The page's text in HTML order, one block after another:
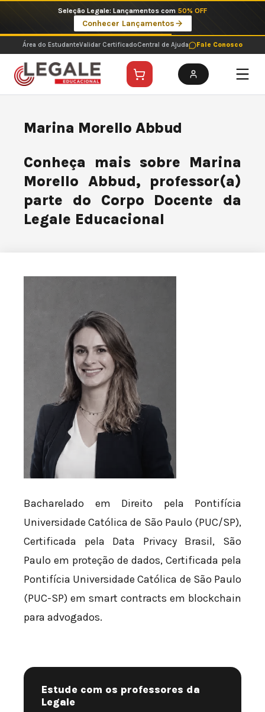
o
conteúdo
Seleção Legale: Lançamentos com 50% OFF
Conhecer Lançamentos
Área do EstudanteValidar CertificadoCentral de Ajuda Fale Conosco
Marina Morello Abbud
Conheça mais sobre Marina
Morello Abbud, professor(a)
parte do Corpo Docente da
Legale Educacional
Bacharelado em Direito pela Pontifícia
Universidade Católica de São Paulo (PUC/SP),
Certificada pela Data Privacy Brasil, São
Paulo em proteção de dados, Certificada pela
Pontifícia Universidade Católica de São Paulo
(PUC-SP) em smart contracts em blockchain
para advogados.
Estude com os professores da
Legale